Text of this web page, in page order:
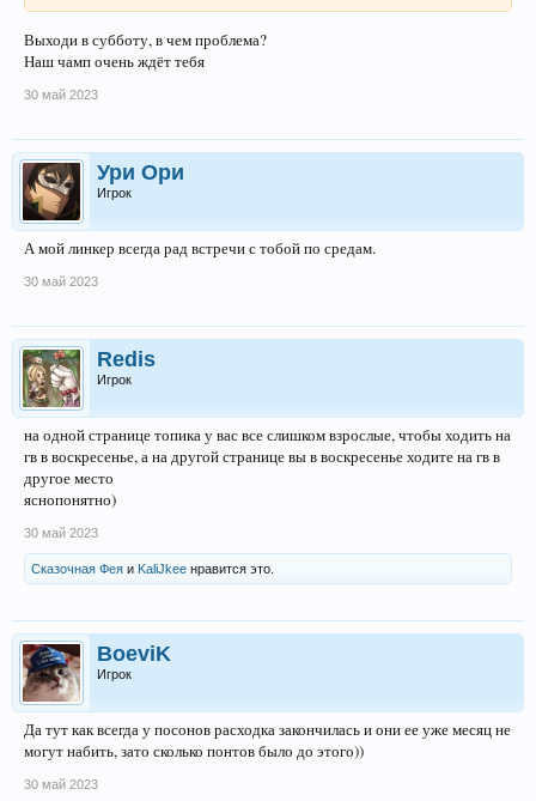
Выходи в субботу, в чем проблема?
Наш чамп очень ждёт тебя
30 май 2023
Ури Ори
Игрок
А мой линкер всегда рад встречи с тобой по средам.
30 май 2023
Redis
Игрок
на одной странице топика у вас все слишком взрослые, чтобы ходить на
гв в воскресенье, а на другой странице вы в воскресенье ходите на гв в
другое место
яснопонятно)
30 май 2023
Сказочная Фея и KaliJkee нравится это.
BoeviK
Игрок
Да тут как всегда у посонов расходка закончилась и они ее уже месяц не
могут набить, зато сколько понтов было до этого))
30 май 2023